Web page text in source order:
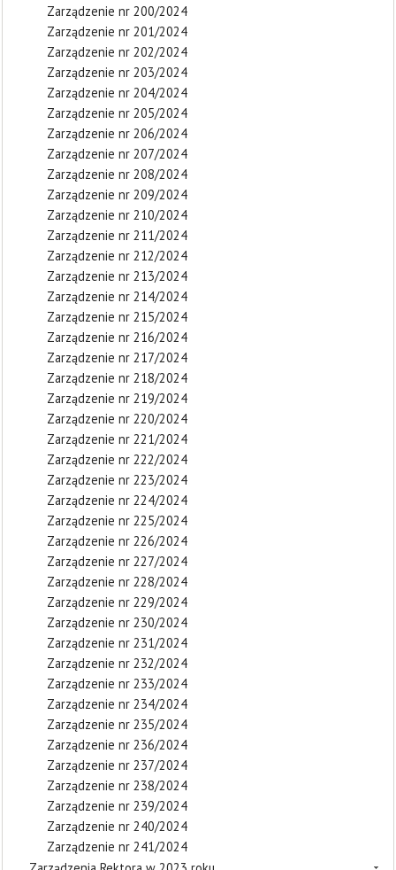
Zarządzenie nr 200/2024
Zarządzenie nr 201/2024
Zarządzenie nr 202/2024
Zarządzenie nr 203/2024
Zarządzenie nr 204/2024
Zarządzenie nr 205/2024
Zarządzenie nr 206/2024
Zarządzenie nr 207/2024
Zarządzenie nr 208/2024
Zarządzenie nr 209/2024
Zarządzenie nr 210/2024
Zarządzenie nr 211/2024
Zarządzenie nr 212/2024
Zarządzenie nr 213/2024
Zarządzenie nr 214/2024
Zarządzenie nr 215/2024
Zarządzenie nr 216/2024
Zarządzenie nr 217/2024
Zarządzenie nr 218/2024
Zarządzenie nr 219/2024
Zarządzenie nr 220/2024
Zarządzenie nr 221/2024
Zarządzenie nr 222/2024
Zarządzenie nr 223/2024
Zarządzenie nr 224/2024
Zarządzenie nr 225/2024
Zarządzenie nr 226/2024
Zarządzenie nr 227/2024
Zarządzenie nr 228/2024
Zarządzenie nr 229/2024
Zarządzenie nr 230/2024
Zarządzenie nr 231/2024
Zarządzenie nr 232/2024
Zarządzenie nr 233/2024
Zarządzenie nr 234/2024
Zarządzenie nr 235/2024
Zarządzenie nr 236/2024
Zarządzenie nr 237/2024
Zarządzenie nr 238/2024
Zarządzenie nr 239/2024
Zarządzenie nr 240/2024
Zarządzenie nr 241/2024